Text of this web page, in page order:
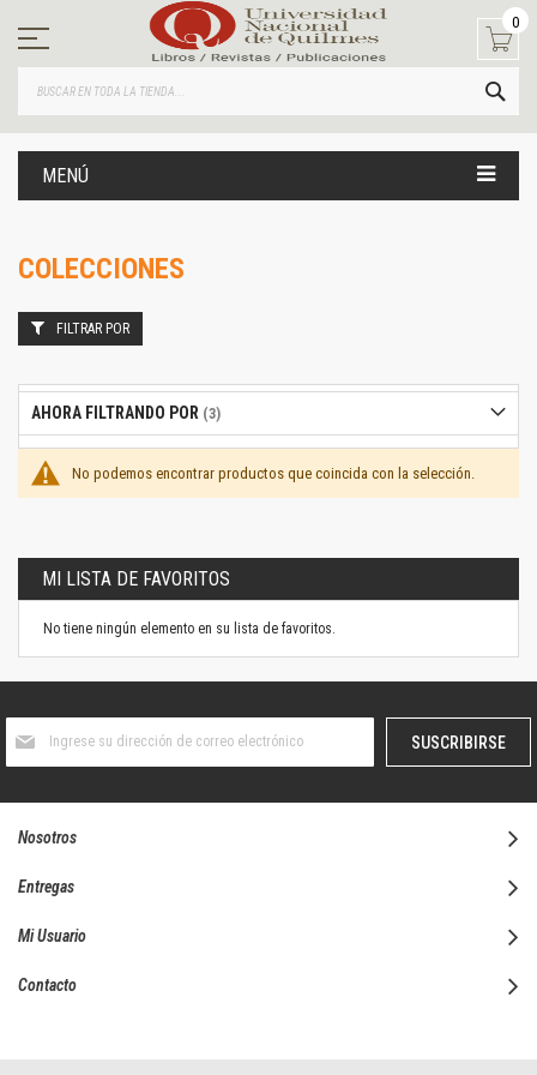
contenido
0
MENÚ
COLECCIONES
No podemos encontrar productos que coincida con la selección.
FILTRAR POR
AHORA FILTRANDO POR
MI LISTA DE FAVORITOS
No tiene ningún elemento en su lista de favoritos.
boletín
SUSCRIBIRSE
Nosotros
Entregas
Mi Usuario
Contacto